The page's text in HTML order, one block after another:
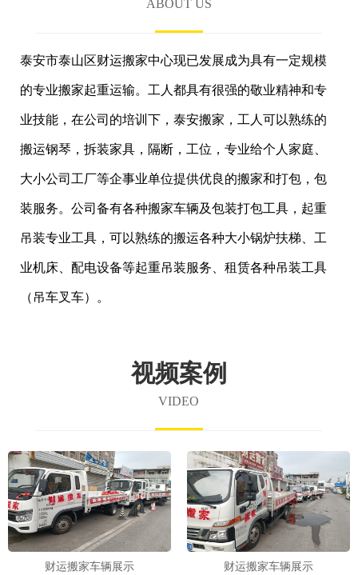
ABOUT US
泰安市泰山区财运搬家中心现已发展成为具有一定规模
的专业搬家起重运输。工人都具有很强的敬业精神和专
业技能，在公司的培训下，泰安搬家，工人可以熟练的
搬运钢琴，拆装家具，隔断，工位，专业给个人家庭、
大小公司工厂等企事业单位提供优良的搬家和打包，包
装服务。公司备有各种搬家车辆及包装打包工具，起重
吊装专业工具，可以熟练的搬运各种大小锅炉扶梯、工
业机床、配电设备等起重吊装服务、租赁各种吊装工具
（吊车叉车）。
视频案例
VIDEO
财运搬家车辆展示 财运搬家车辆展示